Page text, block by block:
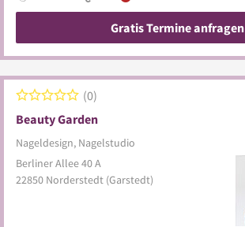
Gratis Termine anfragen
Beauty Garden
Nageldesign, Nagelstudio
0
Berliner Allee 40 A
22850 Norderstedt (Garstedt)